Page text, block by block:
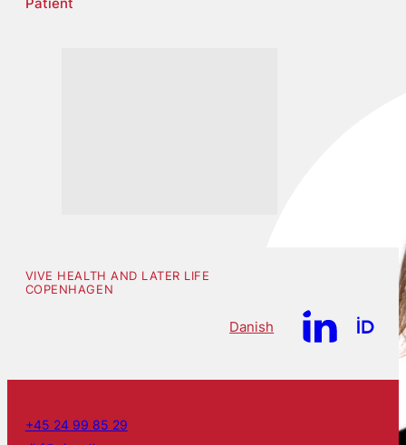
Patient
VIVE HEALTH AND LATER LIFE
COPENHAGEN
Danish
+45 24 99 85 29